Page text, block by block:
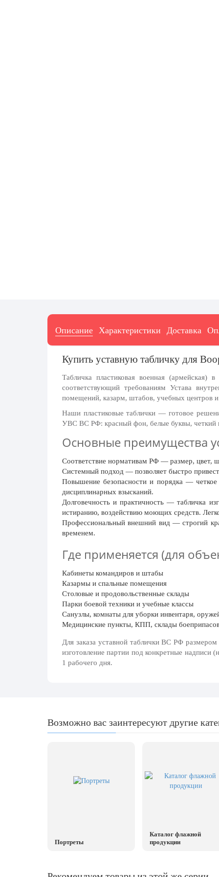
День матери (последнее воскресенье
ноября)
5 декабря, День начала
9 декабря, Международный день
борьбы с коррупцией
9 декабря, День Героев Отечества
12 декабря, День конституции РФ
20 декабря, День работника органов
Новогоднее оформление
Рождество Христово
19 января, Крещение Господне
22 января, День дедушки
25 января, Татьянин день
14 февраля, День Святого Валентина
15 февраля, День памяти о
россиянах...
Масленица
23 февраля, День защитника
Отечества
8 марта, Международный женский
день
День геолога (первое воскресенье
18 апреля, Дни исторического и
Описание Характеристики Доставка
Купить уставную табличку для
Табличка пластиковая военная
соответствующий требованиям Устава
помещений, казарм, штабов, учебных центров
Наши пластиковые таблички — готовое
УВС ВС РФ: красный фон, белые буквы, четкий
Основные преимущества
Соответствие нормативам РФ — размер, цвет,
Системный подход — позволяет быстро
Повышение безопасности и порядка — четкое
дисциплинарных взысканий.
Долговечность и практичность — табличка
истиранию, воздействию моющих средств.
Профессиональный внешний вид — строгий
временем.
Где применяется (для
Кабинеты командиров и штабы
Казармы и спальные помещения
Столовые и продовольственные склады
Парки боевой техники и учебные классы
Санузлы, комнаты для уборки инвентаря,
Медицинские пункты, КПП, склады
Для заказа уставной таблички ВС РФ
изготовление партии под конкретные
1 рабочего дня.
Возможно вас заинтересуют другие
Портреты
Каталог флажной
продукции